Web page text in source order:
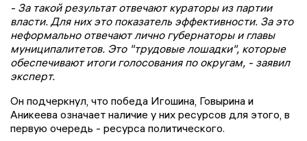
- За такой результат отвечают кураторы из партии
власти. Для них это показатель эффективности. За это
неформально отвечают лично губернаторы и главы
муниципалитетов. Это "трудовые лошадки", которые
обеспечивают итоги голосования по округам, - заявил
эксперт.
Он подчеркнул, что победа Игошина, Говырина и
Аникеева означает наличие у них ресурсов для этого, в
первую очередь - ресурса политического.